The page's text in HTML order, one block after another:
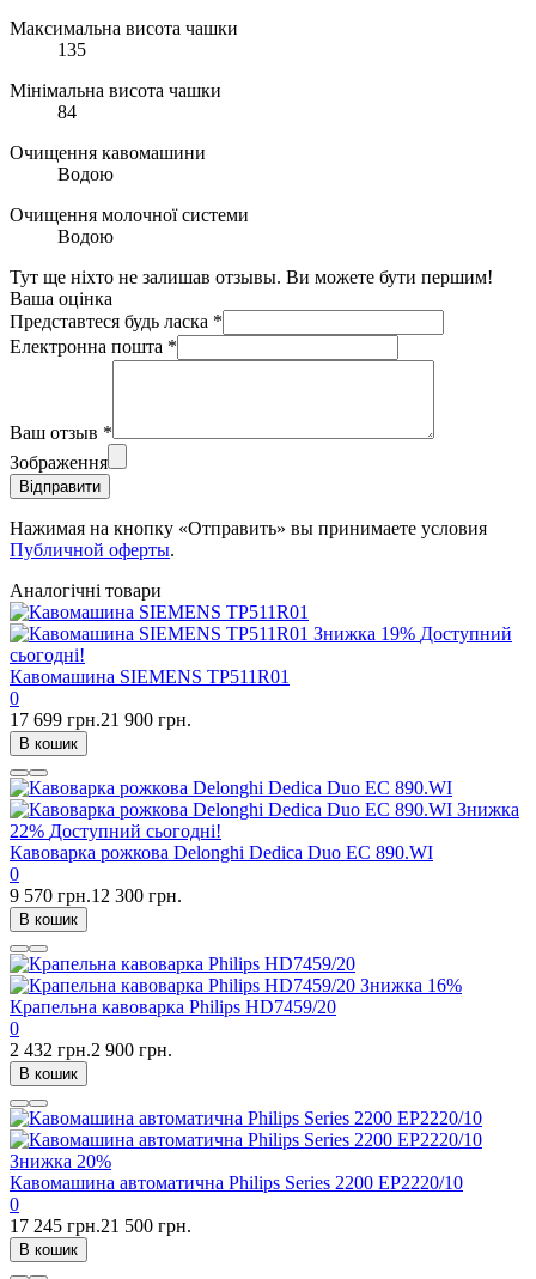
Максимальна висота чашки
135
Мінімальна висота чашки
84
Очищення кавомашини
Водою
Очищення молочної системи
Водою
Тут ще ніхто не залишав отзывы. Ви можете бути першим!
Ваша оцінка
Представтеся будь ласка *
Електронна пошта *
Ваш отзыв *
Зображення
Відправити
Нажимая на кнопку «Отправить» вы принимаете условия
Публичной оферты.
Аналогічні товари
Знижка 19% Доступний
сьогодні!
Кавомашина SIEMENS TP511R01
0
17 699 грн.21 900 грн.
В кошик
Знижка
22% Доступний сьогодні!
Кавоварка рожкова Delonghi Dedica Duo EC 890.WI
0
9 570 грн.12 300 грн.
В кошик
Знижка 16%
Крапельна кавоварка Philips HD7459/20
0
2 432 грн.2 900 грн.
В кошик
Знижка 20%
Кавомашина автоматична Philips Series 2200 EP2220/10
0
17 245 грн.21 500 грн.
В кошик